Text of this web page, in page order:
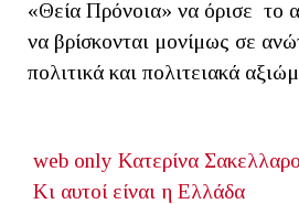
«Θεία Πρόνοια» να όρισε το
να βρίσκονται μονίμως σε
πολιτικά και πολιτειακά
web only Κατερίνα
Κι αυτοί είναι η Ελλάδα